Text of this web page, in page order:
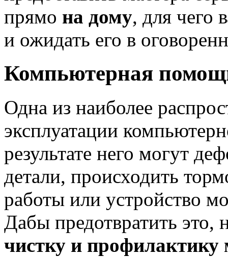
прямо на дому, для чего
и ожидать его в
Компьютерная
Одна из наиболее
эксплуатации
результате него могут
детали, происходить
работы или устройство
Дабы предотвратить это,
чистку и профилактику